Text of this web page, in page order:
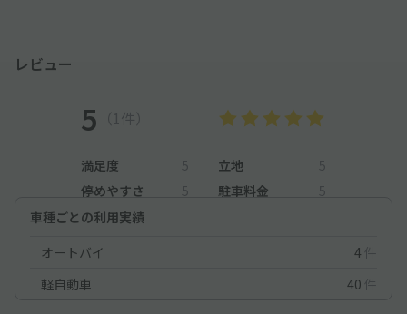
レビュー
5 （1件）
満足度 5 立地
5
停めやすさ
5 駐車料金
5
車種ごとの利用実績
オートバイ
4 件
軽自動車
40 件